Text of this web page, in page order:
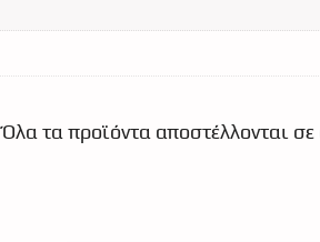
Όλα τα προϊόντα αποστέλλονται